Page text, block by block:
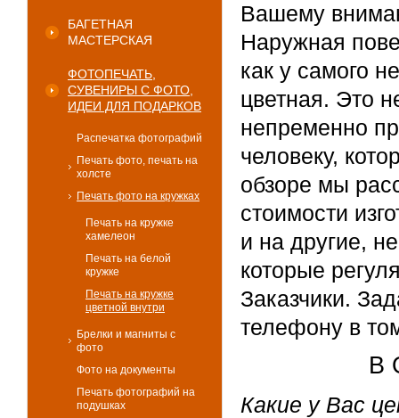
БАГЕТНАЯ
МАСТЕРСКАЯ
ФОТОПЕЧАТЬ,
СУВЕНИРЫ С ФОТО,
ИДЕИ ДЛЯ ПОДАРКОВ
Распечатка фотографий
Печать фото, печать на
холсте
Печать фото на кружках
Печать на кружке
хамелеон
Печать на белой
кружке
Печать на кружке
цветной внутри
Брелки и магниты с
фото
Фото на документы
Печать фотографий на
подушках
Вашему
Наружная
как у самого
цветная. Это
непременно
человеку,
обзоре мы
стоимости
и на другие,
которые
Заказчики.
телефону в
В
Какие у Вас